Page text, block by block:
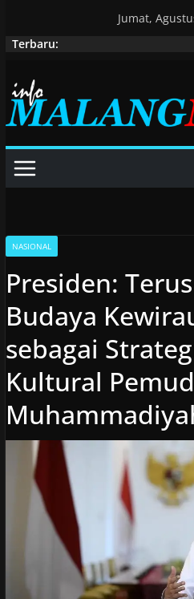
Jumat,
Terbaru:
NASIONAL
Presiden:
Budaya
sebagai
Kultural